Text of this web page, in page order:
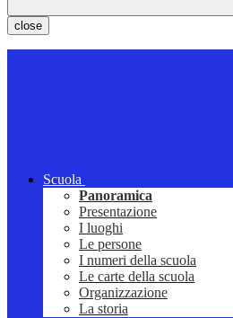
close
Scuola
Panoramica
Presentazione
I luoghi
Le persone
I numeri della scuola
Le carte della scuola
Organizzazione
La storia